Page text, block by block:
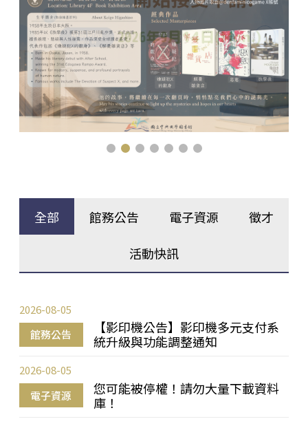
全部 館務公告 電子資源 徵才
活動快訊
館務公告
【影印機公告】影印機多元支付系
統升級與功能調整通知
2026-08-05
電子資源
您可能被停權！請勿大量下載資料
庫！
2026-08-05